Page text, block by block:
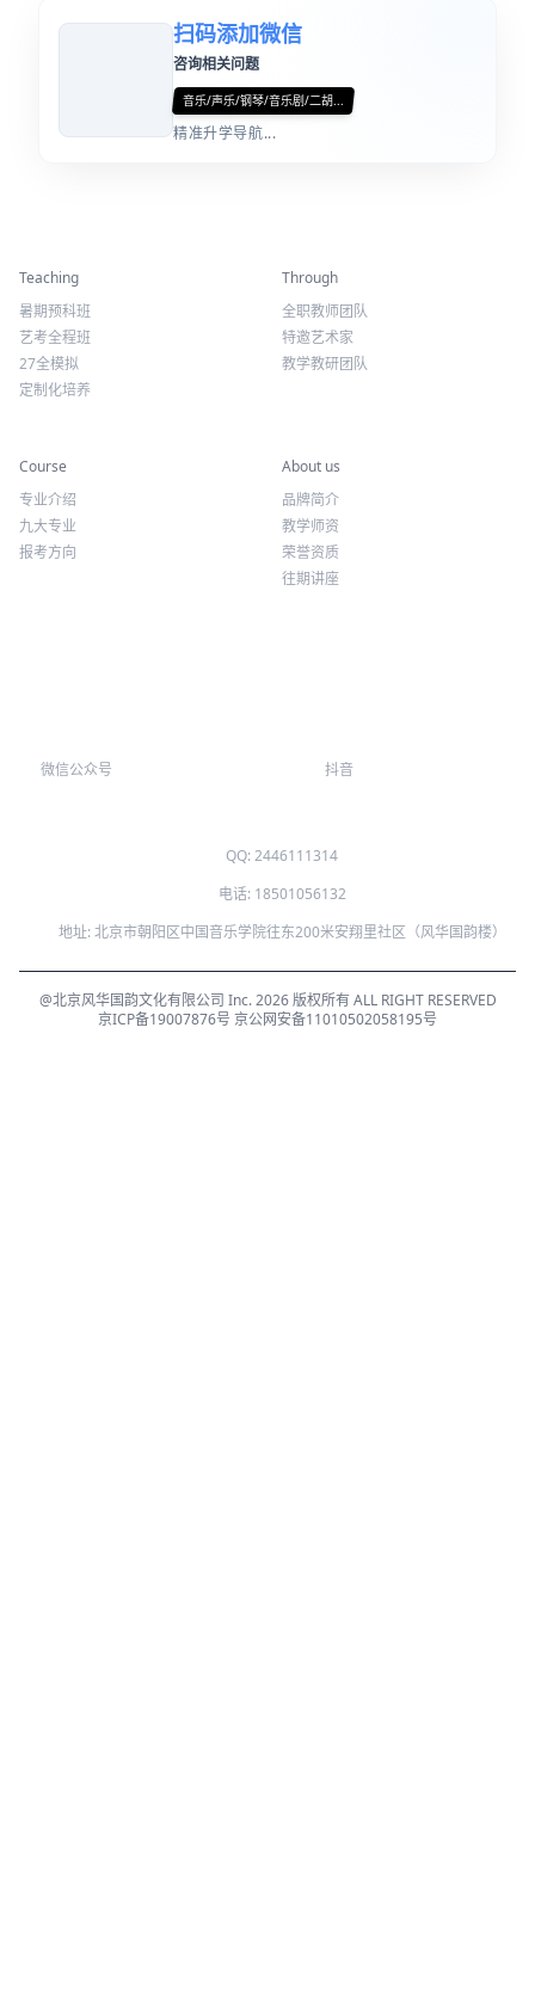
扫码添加微信
咨询相关问题
音乐/声乐/钢琴/音乐剧/二胡...
精准升学导航...
Teaching
暑期预科班
艺考全程班
27全模拟
定制化培养
Through
全职教师团队
特邀艺术家
教学教研团队
Course
专业介绍
九大专业
报考方向
About us
品牌简介
教学师资
荣誉资质
往期讲座
微信公众号 抖音
QQ: 2446111314
电话: 18501056132
地址: 北京市朝阳区中国音乐学院往东200米安翔里社区（风华国韵楼）
@北京风华国韵文化有限公司 Inc. 2026 版权所有 ALL RIGHT RESERVED
京ICP备19007876号 京公网安备11010502058195号